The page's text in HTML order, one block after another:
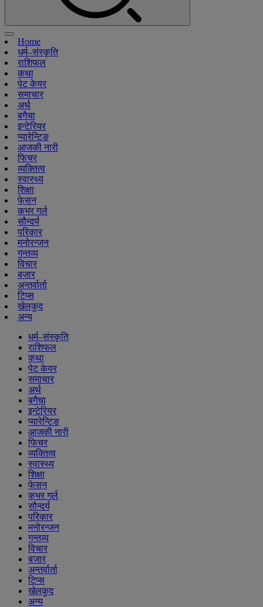
Home
धर्म–संस्कृति
राशिफल
कथा
पेट केयर
समाचार
अर्थ
बगैचा
इन्टेरियर
प्यारेन्टिङ
आजकी नारी
फिचर
व्यक्तित्व
स्वास्थ्य
शिक्षा
फेसन
कभर गर्ल
सौन्दर्य
परिकार
मनोरन्जन
गन्तव्य
विचार
बजार
अन्तर्वार्ता
टिप्स
खेलकुद
अन्य
धर्म–संस्कृति
राशिफल
कथा
पेट केयर
समाचार
अर्थ
बगैचा
इन्टेरियर
प्यारेन्टिङ
आजकी नारी
फिचर
व्यक्तित्व
स्वास्थ्य
शिक्षा
फेसन
कभर गर्ल
सौन्दर्य
परिकार
मनोरन्जन
गन्तव्य
विचार
बजार
अन्तर्वार्ता
टिप्स
खेलकुद
अन्य